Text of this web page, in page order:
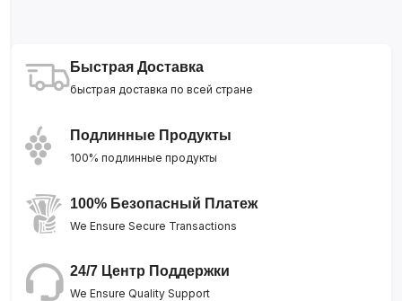
Быстрая Доставка
быстрая доставка по всей стране
Подлинные Продукты
100% подлинные продукты
100% Безопасный Платеж
We Ensure Secure Transactions
24/7 Центр Поддержки
We Ensure Quality Support